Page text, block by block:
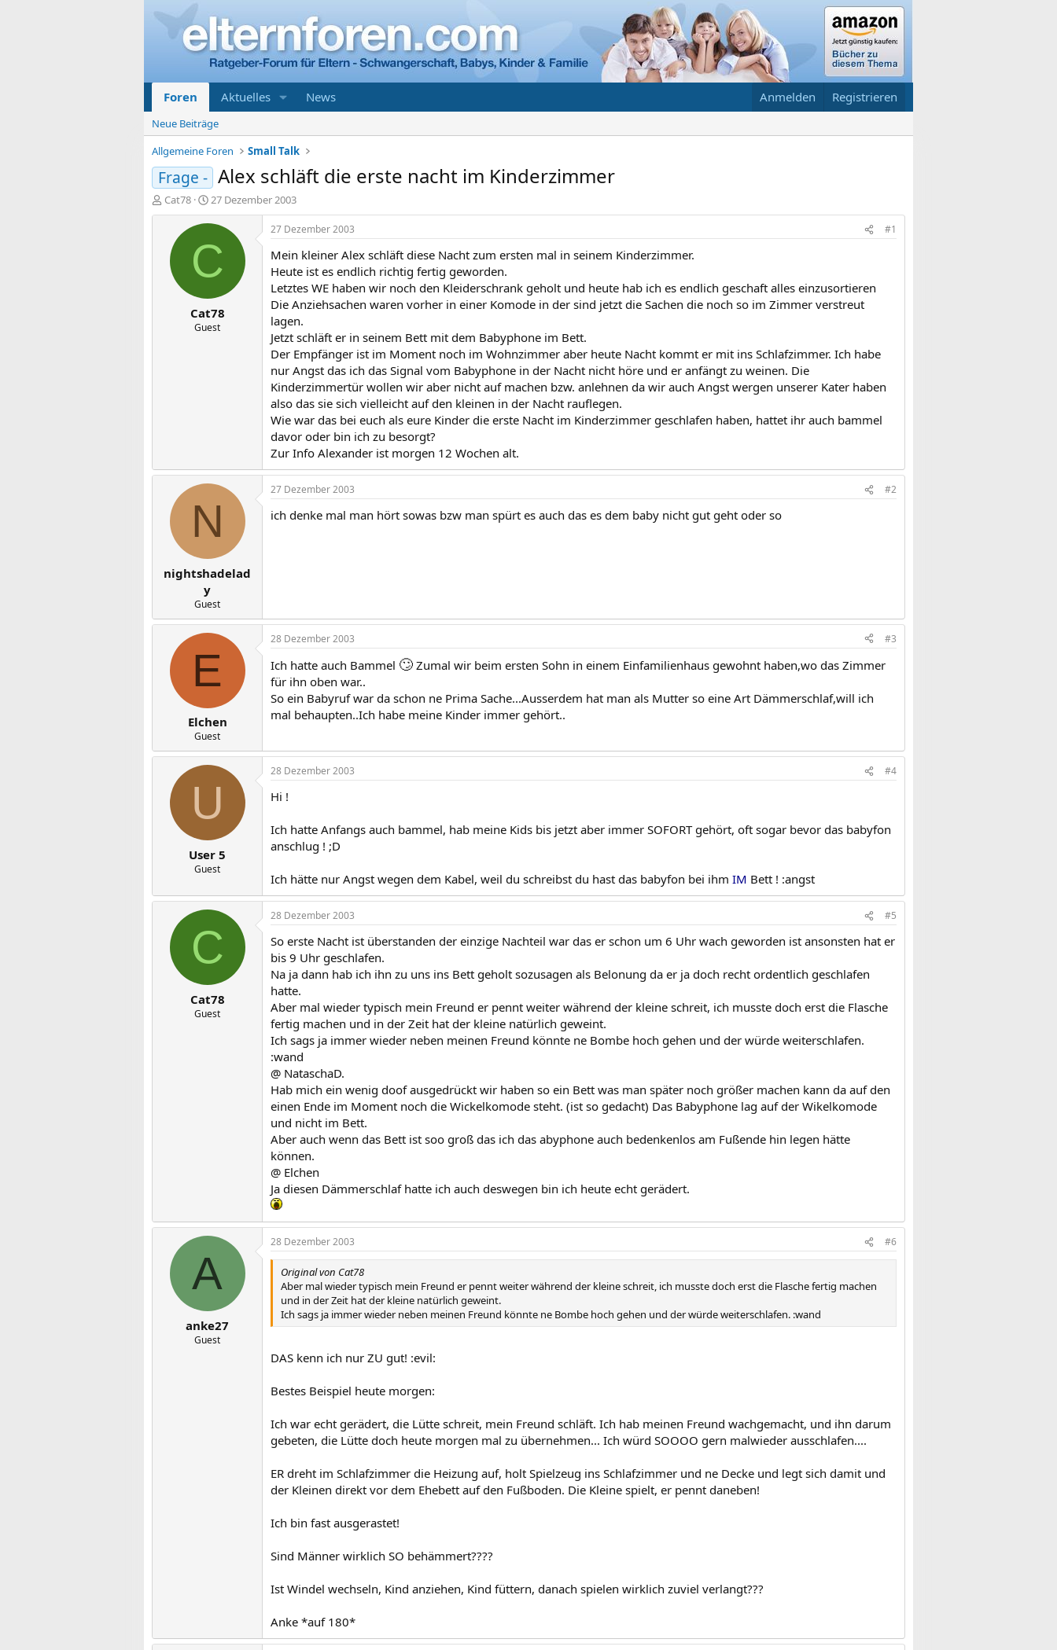
Foren Aktuelles News Anmelden Registrieren
Neue Beiträge
Allgemeine Foren
Small Talk
Frage - Alex schläft die erste nacht im Kinderzimmer
E
r
Cat78
E
r
s
t
t
a
m
27 Dezember 2003
C
Cat78
Guest
27 Dezember 2003 #1
Mein kleiner Alex schläft diese Nacht zum ersten mal in seinem Kinderzimmer.
Heute ist es endlich richtig fertig geworden.
Letztes WE haben wir noch den Kleiderschrank geholt und heute hab ich es endlich geschaft alles einzusortieren
Die Anziehsachen waren vorher in einer Komode in der sind jetzt die Sachen die noch so im Zimmer verstreut
lagen.
Jetzt schläft er in seinem Bett mit dem Babyphone im Bett.
Der Empfänger ist im Moment noch im Wohnzimmer aber heute Nacht kommt er mit ins Schlafzimmer. Ich habe
nur Angst das ich das Signal vom Babyphone in der Nacht nicht höre und er anfängt zu weinen. Die
Kinderzimmertür wollen wir aber nicht auf machen bzw. anlehnen da wir auch Angst wergen unserer Kater haben
also das sie sich vielleicht auf den kleinen in der Nacht rauflegen.
Wie war das bei euch als eure Kinder die erste Nacht im Kinderzimmer geschlafen haben, hattet ihr auch bammel
davor oder bin ich zu besorgt?
Zur Info Alexander ist morgen 12 Wochen alt.
N
nightshadelad
y
Guest
27 Dezember 2003 #2
ich denke mal man hört sowas bzw man spürt es auch das es dem baby nicht gut geht oder so
E
Elchen
Guest
28 Dezember 2003 #3
Ich hatte auch Bammel 🙄 Zumal wir beim ersten Sohn in einem Einfamilienhaus gewohnt haben,wo das Zimmer
für ihn oben war..
So ein Babyruf war da schon ne Prima Sache...Ausserdem hat man als Mutter so eine Art Dämmerschlaf,will ich
mal behaupten..Ich habe meine Kinder immer gehört..
U
User 5
Guest
28 Dezember 2003 #4
Hi !
Ich hatte Anfangs auch bammel, hab meine Kids bis jetzt aber immer SOFORT gehört, oft sogar bevor das babyfon
anschlug ! ;D
Ich hätte nur Angst wegen dem Kabel, weil du schreibst du hast das babyfon bei ihm IM Bett ! :angst
C
Cat78
Guest
28 Dezember 2003 #5
So erste Nacht ist überstanden der einzige Nachteil war das er schon um 6 Uhr wach geworden ist ansonsten hat er
bis 9 Uhr geschlafen.
Na ja dann hab ich ihn zu uns ins Bett geholt sozusagen als Belonung da er ja doch recht ordentlich geschlafen
hatte.
Aber mal wieder typisch mein Freund er pennt weiter während der kleine schreit, ich musste doch erst die Flasche
fertig machen und in der Zeit hat der kleine natürlich geweint.
Ich sags ja immer wieder neben meinen Freund könnte ne Bombe hoch gehen und der würde weiterschlafen.
:wand
@ NataschaD.
Hab mich ein wenig doof ausgedrückt wir haben so ein Bett was man später noch größer machen kann da auf den
einen Ende im Moment noch die Wickelkomode steht. (ist so gedacht) Das Babyphone lag auf der Wikelkomode
und nicht im Bett.
Aber auch wenn das Bett ist soo groß das ich das abyphone auch bedenkenlos am Fußende hin legen hätte
können.
@ Elchen
Ja diesen Dämmerschlaf hatte ich auch deswegen bin ich heute echt gerädert.
A
anke27
Guest
28 Dezember 2003 #6
Original von Cat78
Aber mal wieder typisch mein Freund er pennt weiter während der kleine schreit, ich musste doch erst die Flasche fertig machen
und in der Zeit hat der kleine natürlich geweint.
Ich sags ja immer wieder neben meinen Freund könnte ne Bombe hoch gehen und der würde weiterschlafen. :wand
DAS kenn ich nur ZU gut! :evil:
Bestes Beispiel heute morgen:
Ich war echt gerädert, die Lütte schreit, mein Freund schläft. Ich hab meinen Freund wachgemacht, und ihn darum
gebeten, die Lütte doch heute morgen mal zu übernehmen... Ich würd SOOOO gern malwieder ausschlafen....
ER dreht im Schlafzimmer die Heizung auf, holt Spielzeug ins Schlafzimmer und ne Decke und legt sich damit und
der Kleinen direkt vor dem Ehebett auf den Fußboden. Die Kleine spielt, er pennt daneben!
Ich bin fast ausgerastet!
Sind Männer wirklich SO behämmert????
Ist Windel wechseln, Kind anziehen, Kind füttern, danach spielen wirklich zuviel verlangt???
Anke *auf 180*